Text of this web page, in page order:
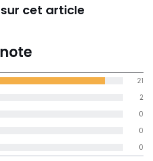
cet article
4,9
de moyenne
obtenue sur
0
0
0
2
21